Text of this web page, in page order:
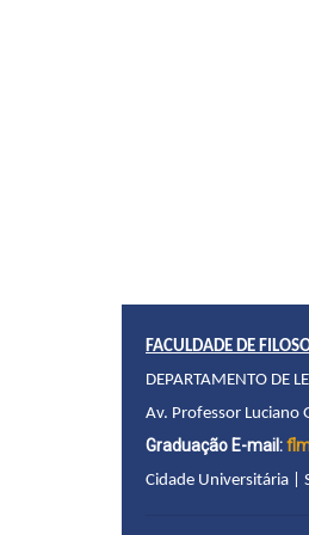
FACULDADE DE
DEPARTAMENTO DE
Av. Professor Luciano
Graduação E-mail:
Cidade Universitária |